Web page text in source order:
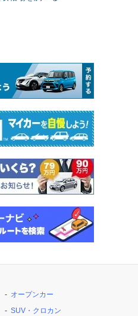
オープンカー
SUV・クロカン